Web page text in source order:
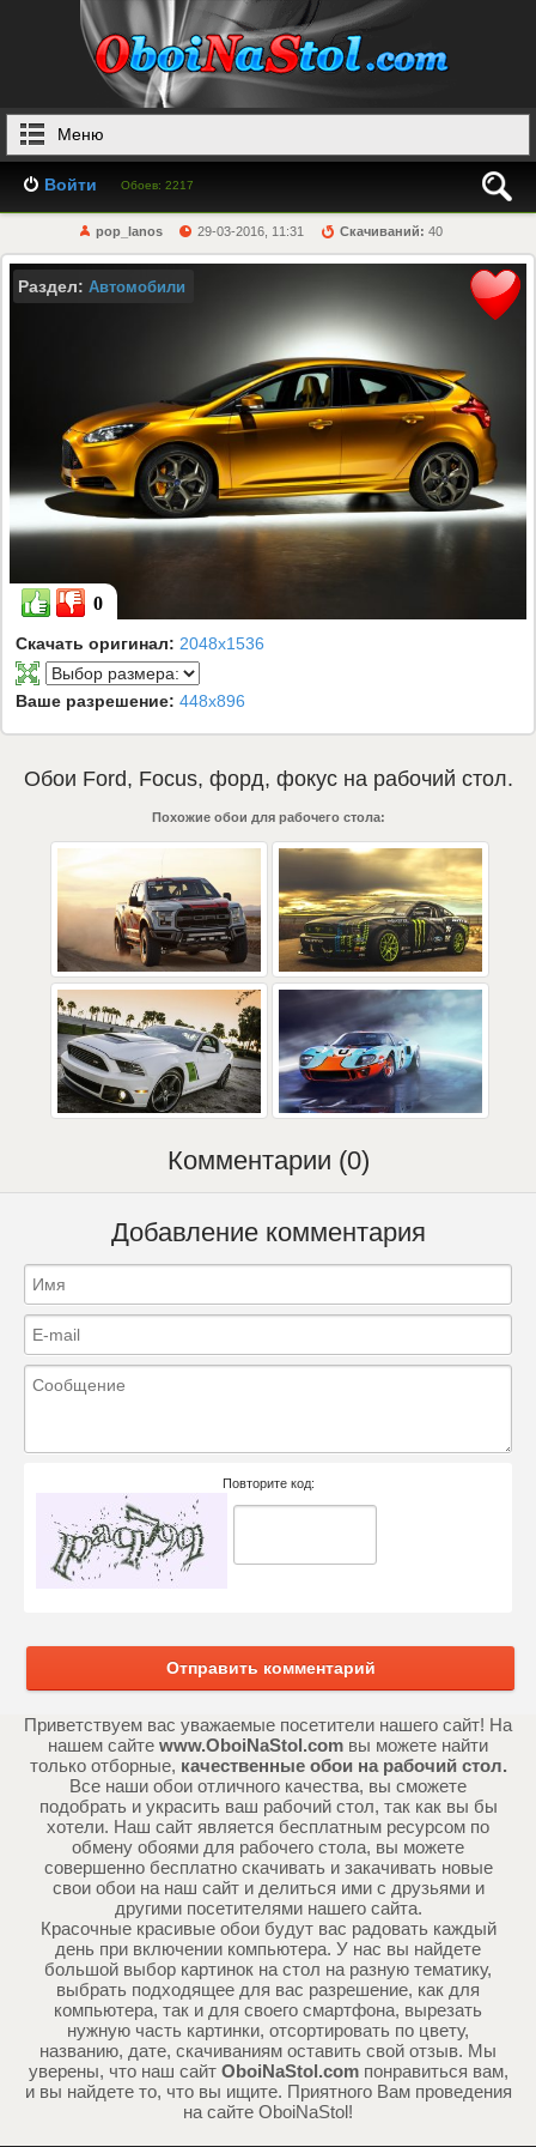
Меню
Войти Обоев: 2217
pop_lanos 29-03-2016, 11:31 Скачиваний: 40
Раздел: Автомобили
0
Скачать оригинал: 2048x1536
Ваше разрешение: 448x896
Обои Ford, Focus, форд, фокусна рабочий стол.
Похожие обои для рабочего стола:
Комментарии (0)
Добавление комментария
Повторите код:
Отправить комментарий
Приветствуем вас уважаемые посетители нашего сайт! На
нашем сайте www.OboiNaStol.com вы можете найти
только отборные, качественные обои на рабочий стол.
Все наши обои отличного качества, вы сможете
подобрать и украсить ваш рабочий стол, так как вы бы
хотели. Наш сайт является бесплатным ресурсом по
обмену обоями для рабочего стола, вы можете
совершенно бесплатно скачивать и закачивать новые
свои обои на наш сайт и делиться ими с друзьями и
другими посетителями нашего сайта.
Красочные красивые обои будут вас радовать каждый
день при включении компьютера. У нас вы найдете
большой выбор картинок на стол на разную тематику,
выбрать подходящее для вас разрешение, как для
компьютера, так и для своего смартфона, вырезать
нужную часть картинки, отсортировать по цвету,
названию, дате, скачиваниям оставить свой отзыв. Мы
уверены, что наш сайт OboiNaStol.comпонравиться вам,
и вы найдете то, что вы ищите. Приятного Вам проведения
на сайте OboiNaStol!